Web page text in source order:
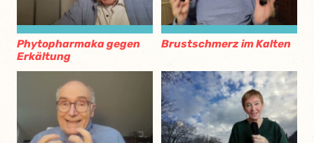
Phytopharmaka gegen
Erkältung
Brustschmerz im Kalten